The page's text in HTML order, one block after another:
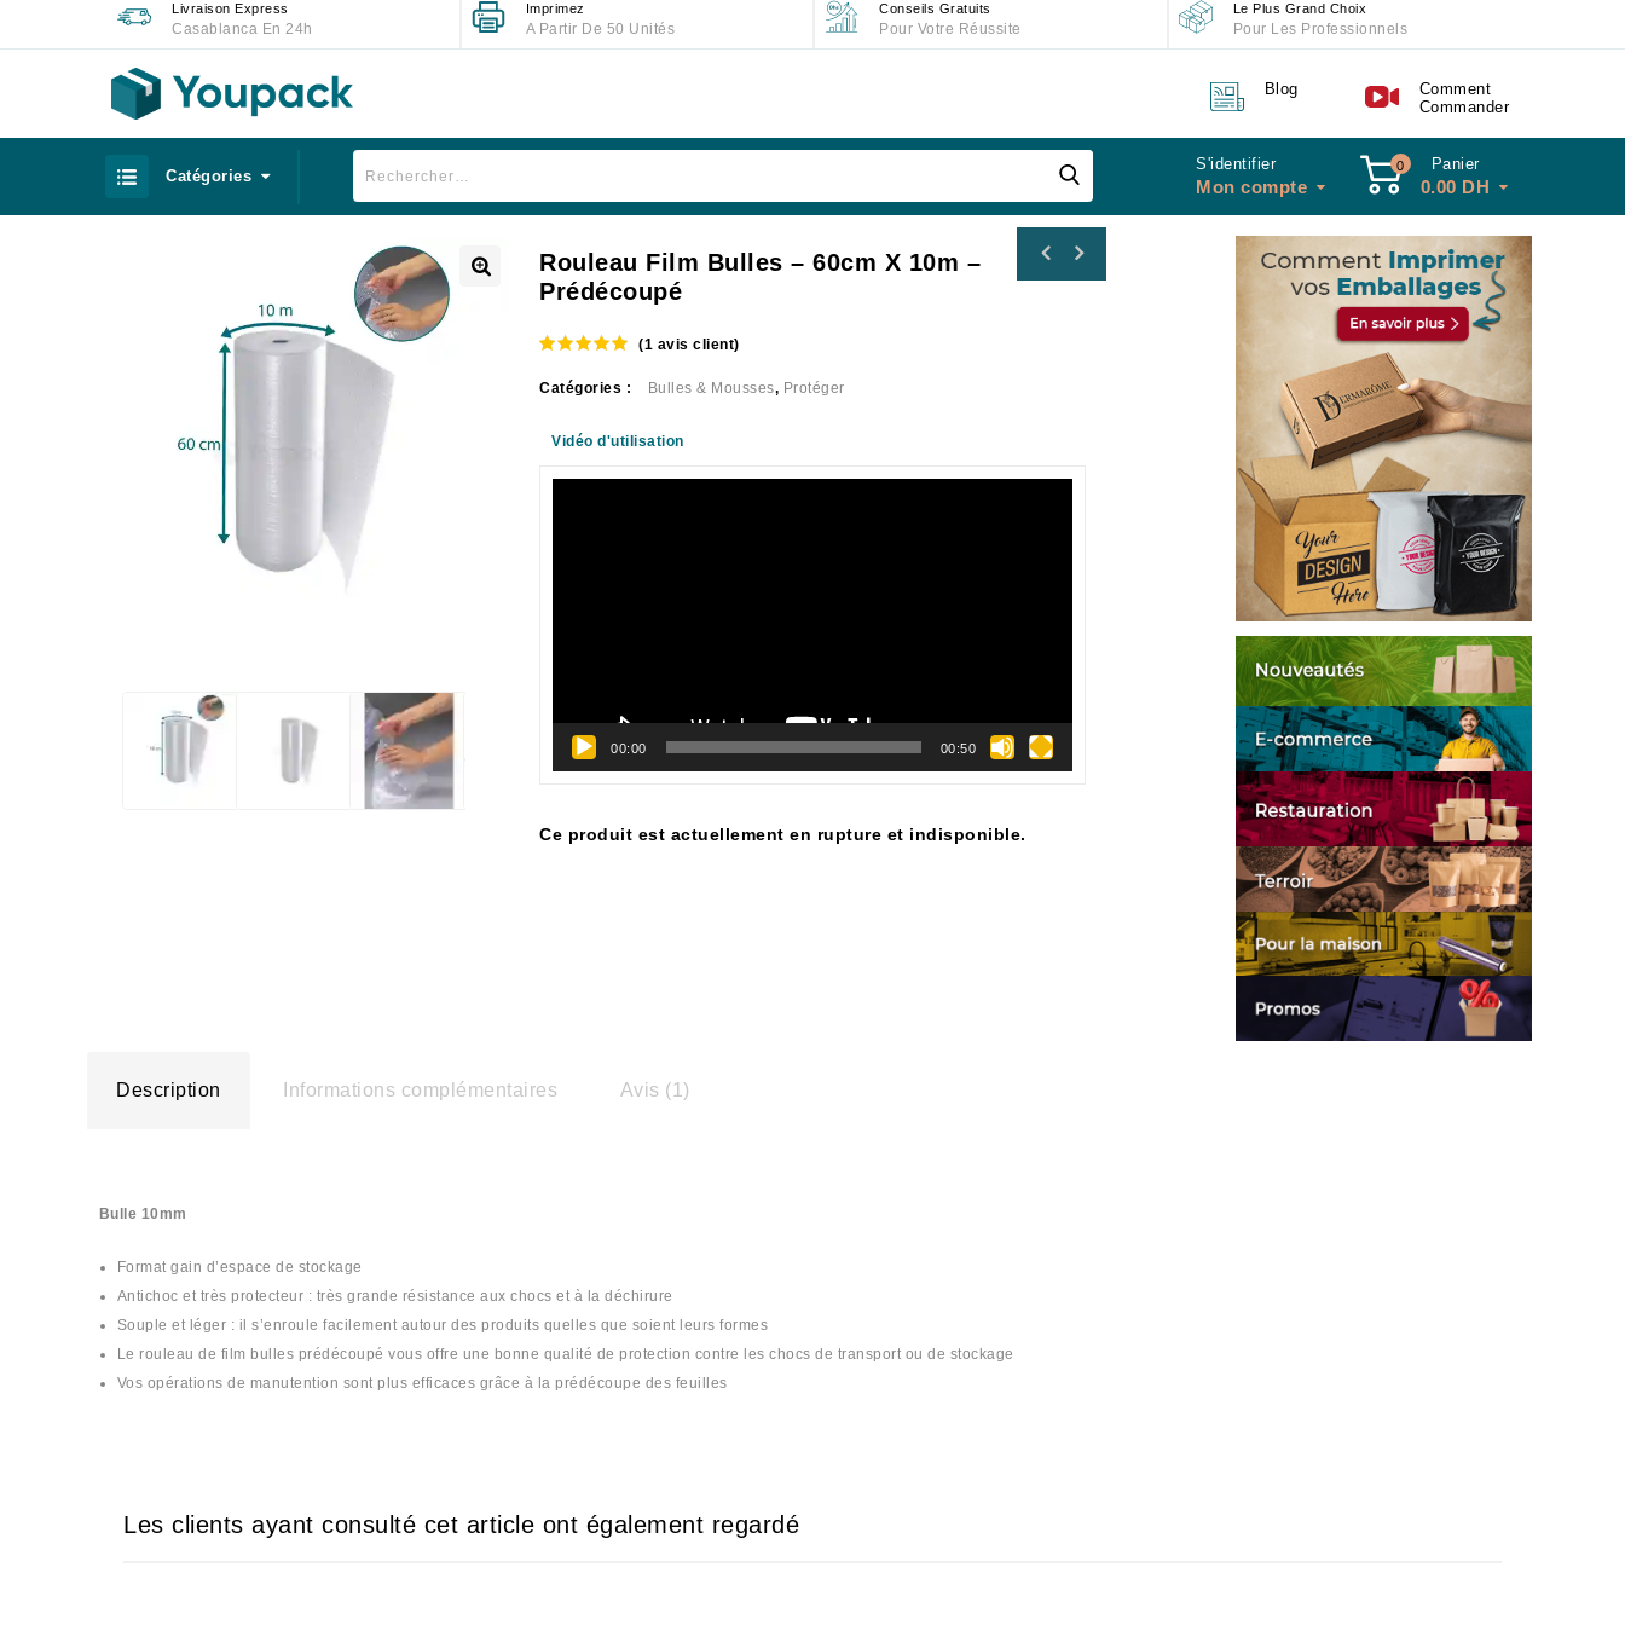
Livraison Express
Casablanca En 24h
Imprimez
A Partir De 50 Unités
Conseils Gratuits
Pour Votre Réussite
Le Plus Grand Choix
Pour Les Professionnels
Blog
Comment
Commander
Catégories
S'identifier
Mon compte
0 Panier
0.00 DH
Rouleau Film Bulles – 60cm X 10m –
Prédécoupé
5
(1 avis client)
Catégories : Bulles & Mousses, Protéger
Vidéo d'utilisation
00:00 00:50
Ce produit est actuellement en rupture et indisponible.
Description Informations complémentaires Avis (1)
Bulle 10mm
Format gain d’espace de stockage
Antichoc et très protecteur : très grande résistance aux chocs et à la déchirure
Souple et léger : il s’enroule facilement autour des produits quelles que soient leurs formes
Le rouleau de film bulles prédécoupé vous offre une bonne qualité de protection contre les chocs de transport ou de stockage
Vos opérations de manutention sont plus efficaces grâce à la prédécoupe des feuilles
Les clients ayant consulté cet article ont également regardé